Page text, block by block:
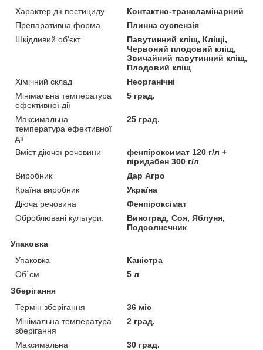
Характер дії пестициду
Контактно-трансламінарний
Препаративна форма
Плинна суспензія
Шкідливий об'єкт
Павутинний кліщ, Кліщі,
Червоний плодовий кліщ,
Звичайний павутинний кліщ,
Плодовий кліщ
Хімічний склад
Неорганічні
Мінімальна температура
ефективної дії
5 град.
Максимальна
температура ефективної
дії
25 град.
Вміст діючої речовини
фенпіроксимат 120 г/л +
піридабен 300 г/л
Виробник
Дар Агро
Країна виробник
Україна
Діюча речовина
Фенпіроксімат
Оброблювані культури.
Виноград, Соя, Яблуня,
Подсолнечник
Упаковка
Упаковка
Каністра
Об`єм
5 л
Зберігання
Термін зберігання
36 міс
Мінімальна температура
зберігання
2 град.
Максимальна
30 град.